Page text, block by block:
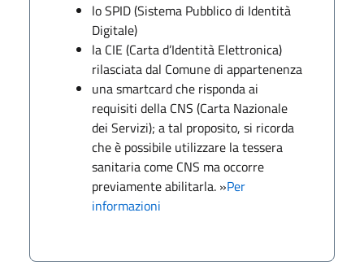
lo SPID (Sistema Pubblico di Identità
Digitale)
la CIE (Carta d’Identità Elettronica)
rilasciata dal Comune di appartenenza
una smartcard che risponda ai
requisiti della CNS (Carta Nazionale
dei Servizi); a tal proposito, si ricorda
che è possibile utilizzare la tessera
sanitaria come CNS ma occorre
previamente abilitarla. »Per
informazioni